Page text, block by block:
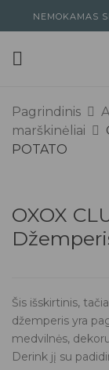
NEMOKAMAS
Pagrindinis
marškinėliai
POTATO
OXOX
Šis išskirtinis,
džemperis yra
medvilnės,
Derink jį su